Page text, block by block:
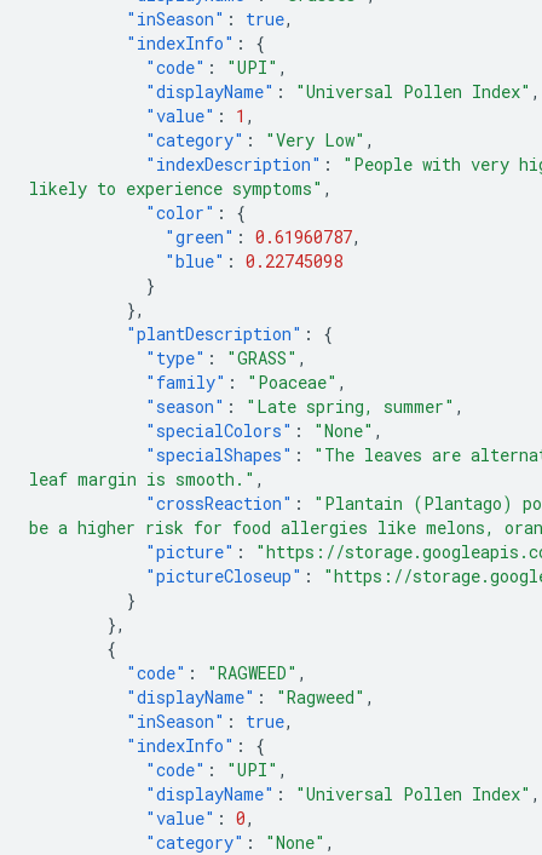
"inSeason" : true,
"indexInfo" :
{
"code" : "UPI" ,
"displayName" : "Universal Pollen Index" ,
"value" : 1 ,
"category" : "Very Low" ,
"indexDescription" :
"People with very
likely to experience symptoms" ,
"color" :
{
"green" : 0.61960787,
"blue" : 0.22745098
}
},
"plantDescription" :
{
"type" : "GRASS" ,
"family" : "Poaceae" ,
"season" : "Late spring, summer" ,
"specialColors" : "None" ,
"specialShapes" :
"The leaves are
leaf margin is smooth." ,
"crossReaction" :
"Plantain (Plantago)
be a higher risk for food allergies like melons,
"picture" :
"https://
"pictureCloseup" :
"https://
}
},
{
"code" : "RAGWEED" ,
"displayName" : "Ragweed" ,
"inSeason" : true,
"indexInfo" :
{
"code" : "UPI" ,
"displayName" : "Universal Pollen Index" ,
"value" : 0,
"category" : "None" ,